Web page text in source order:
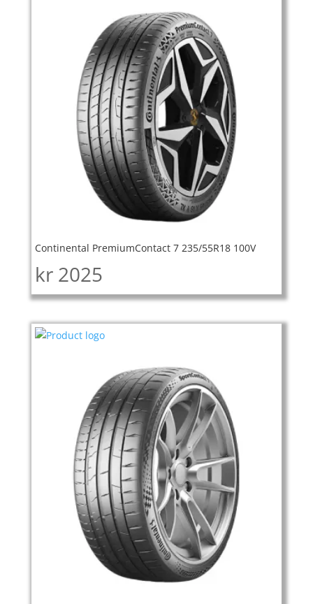
Continental PremiumContact 7 235/55R18 100V
kr 2025